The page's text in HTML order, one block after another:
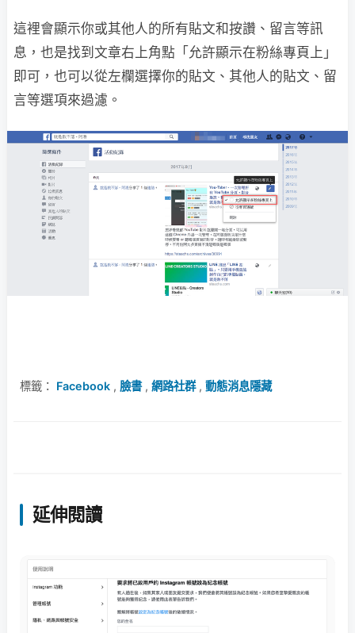
這裡會顯示你或其他人的所有貼文和按讚、留言等訊
息，也是找到文章右上角點「允許顯示在粉絲專頁上」
即可，也可以從左欄選擇你的貼文、其他人的貼文、留
言等選項來過濾。
標籤： Facebook , 臉書, 網路社群, 動態消息隱藏
延伸閱讀